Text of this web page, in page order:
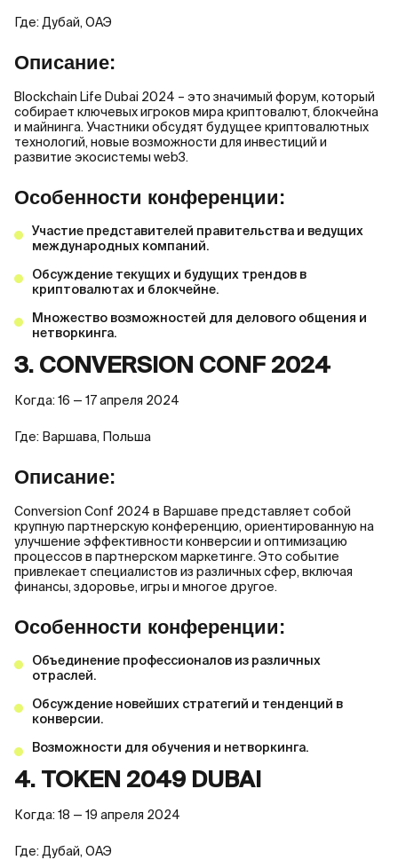
Где: Дубай, ОАЭ
Описание:
Blockchain Life Dubai 2024 – это значимый форум, который
собирает ключевых игроков мира криптовалют, блокчейна
и майнинга. Участники обсудят будущее криптовалютных
технологий, новые возможности для инвестиций и
развитие экосистемы web3.
Особенности конференции:
Участие представителей правительства и ведущих
международных компаний.
Обсуждение текущих и будущих трендов в
криптовалютах и блокчейне.
Множество возможностей для делового общения и
нетворкинга.
3. CONVERSION CONF 2024
Когда: 16 — 17 апреля 2024
Где: Варшава, Польша
Описание:
Conversion Conf 2024 в Варшаве представляет собой
крупную партнерскую конференцию, ориентированную на
улучшение эффективности конверсии и оптимизацию
процессов в партнерском маркетинге. Это событие
привлекает специалистов из различных сфер, включая
финансы, здоровье, игры и многое другое.
Особенности конференции:
Объединение профессионалов из различных
отраслей.
Обсуждение новейших стратегий и тенденций в
конверсии.
Возможности для обучения и нетворкинга.
4. TOKEN 2049 DUBAI
Когда: 18 — 19 апреля 2024
Где: Дубай, ОАЭ